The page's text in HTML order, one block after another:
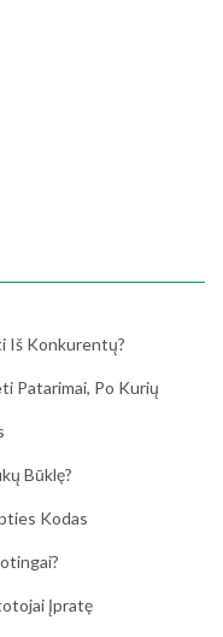
Iš Konkurentų?
Patarimai, Po Kurių
Būklę?
Kodas
Įpratę